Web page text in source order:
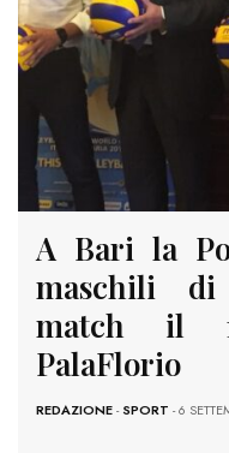
A Bari la
maschili
match il
PalaFlorio
REDAZIONE-SPORT - 6